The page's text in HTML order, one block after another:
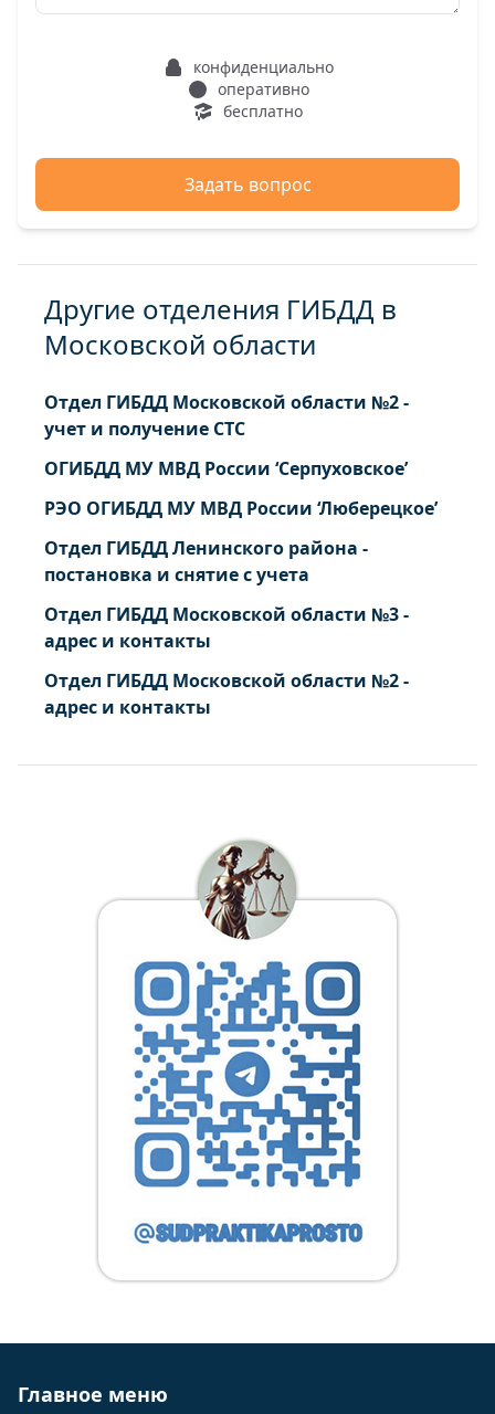
конфиденциально
оперативно
бесплатно
Задать вопрос
Другие отделения ГИБДД в
Московской области
Отдел ГИБДД Московской области №2 -
учет и получение СТС
ОГИБДД МУ МВД России ‘Серпуховское’
РЭО ОГИБДД МУ МВД России ‘Люберецкое’
Отдел ГИБДД Ленинского района -
постановка и снятие с учета
Отдел ГИБДД Московской области №3 -
адрес и контакты
Отдел ГИБДД Московской области №2 -
адрес и контакты
Главное меню